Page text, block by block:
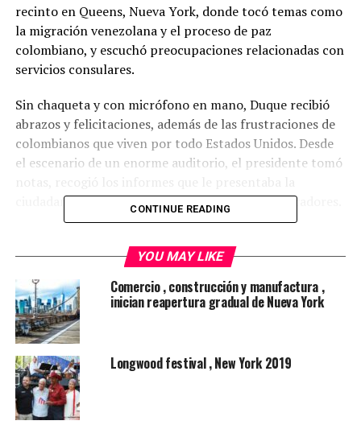
recinto en Queens, Nueva York, donde tocó temas como
la migración venezolana y el proceso de paz
colombiano, y escuchó preocupaciones relacionadas con
servicios consulares.
Sin chaqueta y con micrófono en mano, Duque recibió
abrazos y felicitaciones, además de las frustraciones de
colombianos que viven por todo Estados Unidos. Desde
el escenario de un enorme auditorio, el presidente tomó
ciudadanía y se tomó fotos con sonrientes admiradores.
somos gobierno”, dijo Duque durante la sesión, que duró
cuatro horas.
El mandatario se encuentra en Nueva York con motivo
de la Asamblea General de Naciones Unidas. Pero antes
de participar el lunes en el foro global en Manhattan,
Duque oyó de los colombianos de Queens quejas sobre
remesas, homologación de títulos educativos,
posibilidades de retorno a Colombia por parte de
CONTINUE READING
YOU MAY LIKE
Comercio , construcción y manufactura ,
inician reapertura gradual de Nueva York
Longwood festival , New York 2019